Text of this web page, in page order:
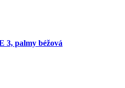
3, palmy béžová